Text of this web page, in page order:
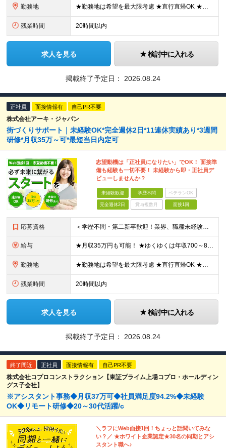
勤務地 ★勤務地は希望を最大限考慮 ★直行直帰OK ★車通勤のエリアもあり ★研修は、下記いずれかの研修センターで行います ・東京校（東京本社とアクセスは同様） ・大阪校（大阪府大阪市中央区道修町 2-1-1
残業時間 20時間以内
求人を見る 検討中に入れる
掲載終了予定日： 2026.08.24
正社員 面接情報有 自己PR不要
株式会社アーキ・ジャパン
街づくりサポート｜未経験OK*完全週休2日*11連休実績あり*3週間
研修*月収35万～可*最短当日内定可
志望動機は「正社員になりたい」でOK！ 面接準
備も経験も一切不要！ 未経験から即・正社員デ
ビューしませんか？
未経験歓迎 学歴不問 ベテランOK
完全週休2日 賞与複数月 面接1回
応募資格 ＜学歴不問・第二新卒歓迎！業界、職種未経験歓迎！20代～30代活躍中＞ ★35歳以下の方（若年層の長期キャリア形成を図るため） ★フリーター・正社員未経験・社会人未経験OK ★転職回数が多い方もぜひ
給与 ★月収35万円も可能！ ★ゆくゆくは年収700～800万円も！ ★手当が多数あり ・残業手当（100％）★1分単位で支給 ・資格手当（最大月6万円） ・結婚/出産祝金（最大3万円） 【首都圏・北関東
勤務地 ★勤務地は希望を最大限考慮 ★直行直帰OK ★車通勤のエリアもあり ★研修は、下記いずれかの研修センターで行います ・東京校（東京本社とアクセスは同様） ・大阪校（大阪府大阪市中央区道修町 2-1-1
残業時間 20時間以内
求人を見る 検討中に入れる
掲載終了予定日： 2026.08.24
終了間近 正社員 面接情報有 自己PR不要
株式会社コプロコンストラクション【東証プライム上場コプロ・ホールディン
グス子会社】
※アシスタント事務◆月収37万可◆社員満足度94.2%◆未経験
OK◆リモート研修◆20～30代活躍/c
＼ラフにWeb面接1回！ちょっと話聞いてみな
い？／ ★ホワイト企業認定★30名の同期とアシ
スタント職へ♪